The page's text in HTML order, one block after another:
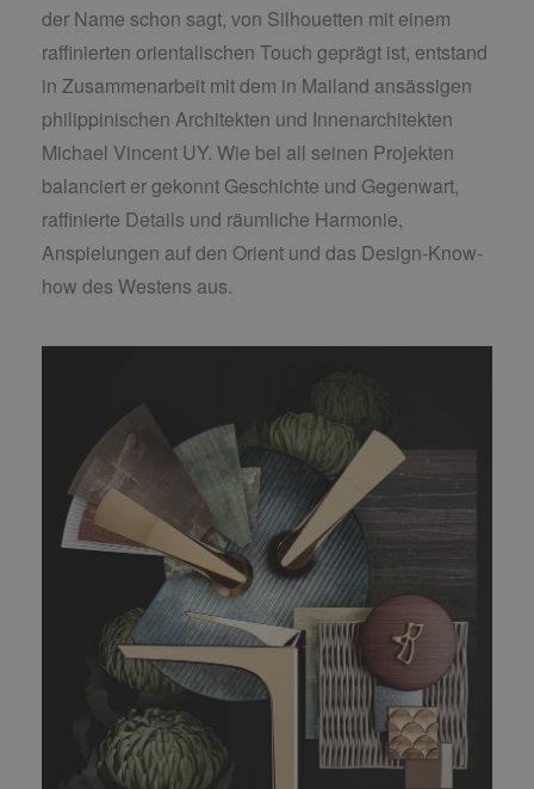
der Name schon sagt, von Silhouetten mit einem
raffinierten orientalischen Touch geprägt ist, entstand
in Zusammenarbeit mit dem in Mailand ansässigen
philippinischen Architekten und Innenarchitekten
Michael Vincent UY. Wie bei all seinen Projekten
balanciert er gekonnt Geschichte und Gegenwart,
raffinierte Details und räumliche Harmonie,
Anspielungen auf den Orient und das Design-Know-
how des Westens aus.